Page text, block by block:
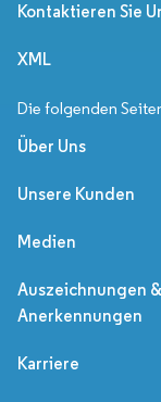
Kontaktieren Sie
XML
Die folgenden
Über Uns
Unsere Kunden
Medien
Auszeichnungen &
Anerkennungen
Karriere